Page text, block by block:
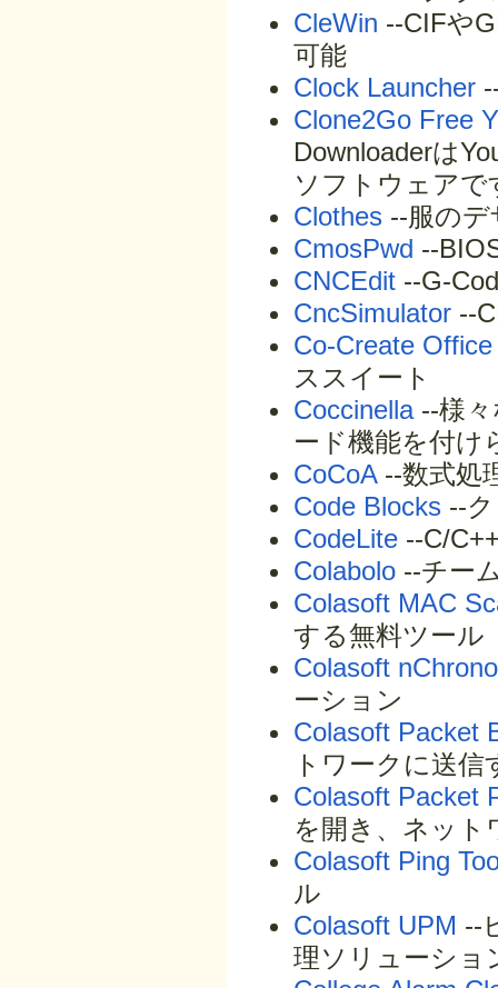
CleWin --CIFや
可能
Clock Launcher
Clone2Go Free
Downloaderは
ソフトウェアで
Clothes --服のデ
CmosPwd --
CNCEdit --G-
CncSimulator --
Co-Create Office
ススイート
Coccinella--様々
ード機能を付け
CoCoA--数式処
Code Blocks --
CodeLite --C/
Colabolo --チー
Colasoft MAC
する無料ツール
Colasoft
ーション
Colasoft Packet
トワークに送
Colasoft Packet
を開き、ネット
Colasoft Ping
ル
Colasoft UPM --
理ソリューショ